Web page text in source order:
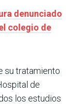
denunciado
colegio de
su tratamiento
de
los estudios